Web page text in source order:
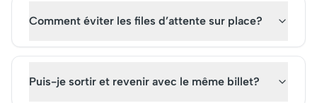
Comment éviter les files d’attente sur place?
Puis-je sortir et revenir avec le même billet?